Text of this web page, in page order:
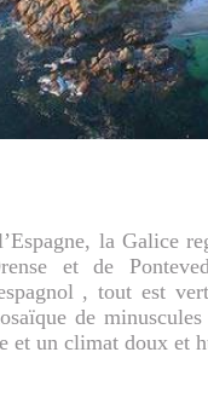
la Galice
et de
, tout est
de
et un climat doux et